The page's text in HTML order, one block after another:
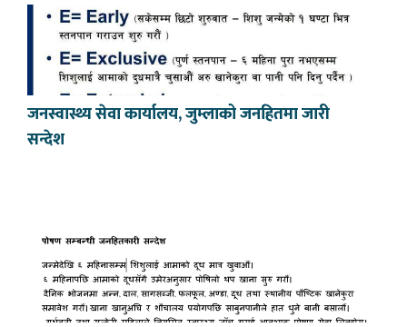
जनस्वास्थ्य सेवा कार्यालय, जुम्लाको जनहितमा जारी
सन्देश